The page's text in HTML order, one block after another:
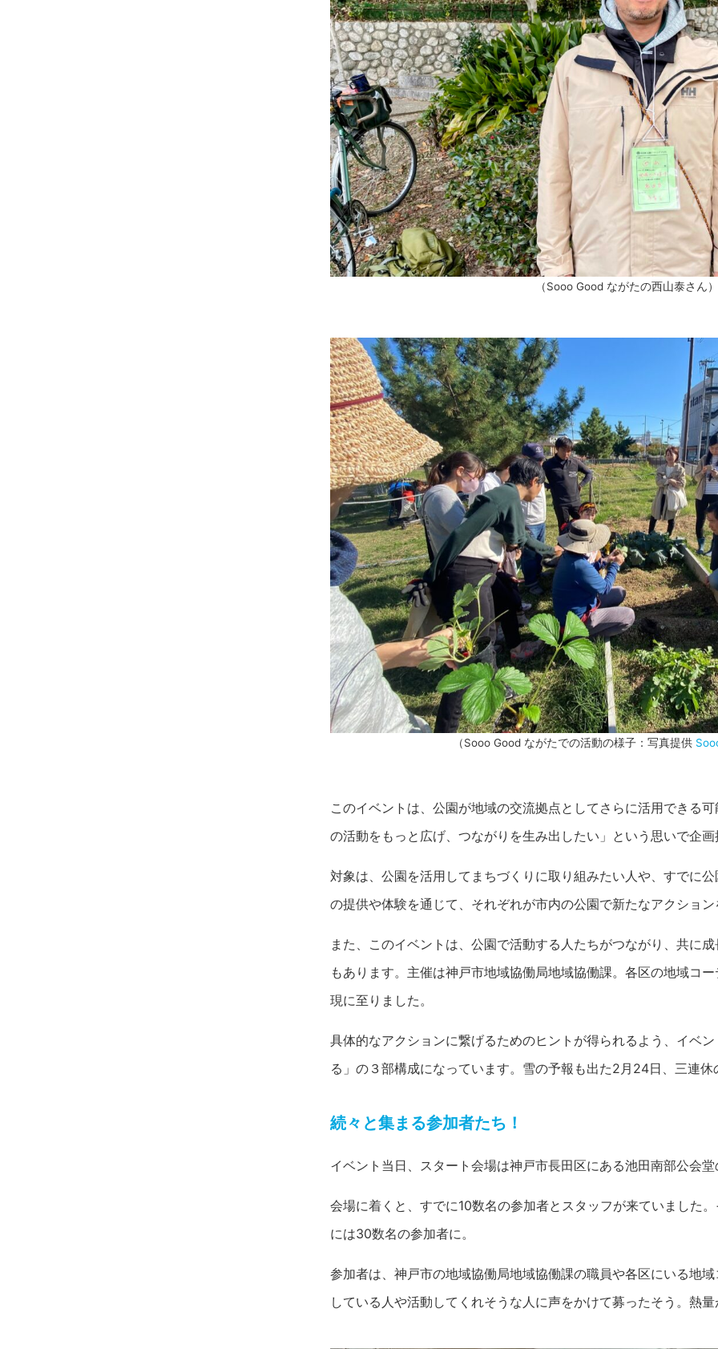
（Sooo Good ながたの西山泰さん）
（Sooo Good ながたでの活動の様子：写真提供
このイベントは、公園が地域の交流拠点としてさらに活用できる
の活動をもっと広げ、つながりを生み出したい」という思いで企
対象は、公園を活用してまちづくりに取り組みたい人や、すでに
の提供や体験を通じて、それぞれが市内の公園で新たなアクショ
また、このイベントは、公園で活動する人たちがつながり、共に
もあります。主催は神戸市地域協働局地域協働課。各区の地域コ
現に至りました。
具体的なアクションに繋げるためのヒントが得られるよう、イベ
る」の３部構成になっています。雪の予報も出た2月24日、三連
続々と集まる参加者たち！
イベント当日、スタート会場は神戸市長田区にある池田南部公会
会場に着くと、すでに10数名の参加者とスタッフが来ていました
には30数名の参加者に。
参加者は、神戸市の地域協働局地域協働課の職員や各区にいる地
している人や活動してくれそうな人に声をかけて募ったそう。熱